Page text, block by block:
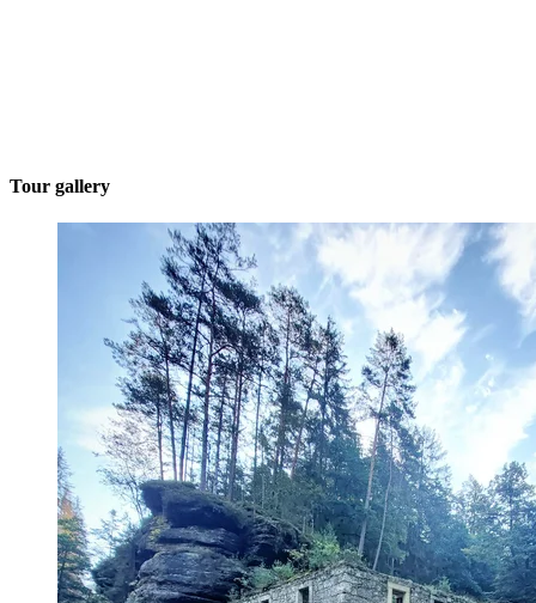
Tour gallery